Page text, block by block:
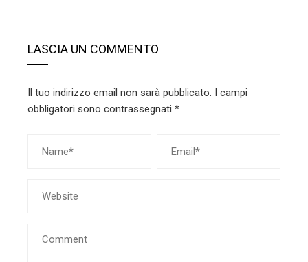
LASCIA UN COMMENTO
Il tuo indirizzo email non sarà pubblicato. I campi
obbligatori sono contrassegnati *